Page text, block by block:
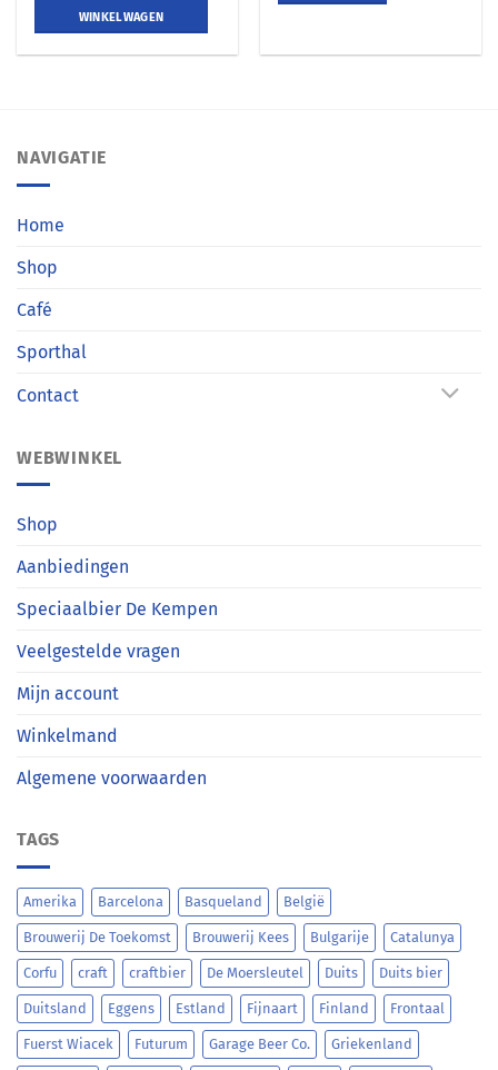
WINKELWAGEN
NAVIGATIE
Home
Shop
Café
Sporthal
Contact
WEBWINKEL
Shop
Aanbiedingen
Speciaalbier De Kempen
Veelgestelde vragen
Mijn account
Winkelmand
Algemene voorwaarden
TAGS
Amerika Barcelona Basqueland België
Brouwerij De Toekomst Brouwerij Kees Bulgarije Catalunya
Corfu craft craftbier De Moersleutel Duits Duits bier
Duitsland Eggens Estland Fijnaart Finland Frontaal
Fuerst Wiacek Futurum Garage Beer Co. Griekenland